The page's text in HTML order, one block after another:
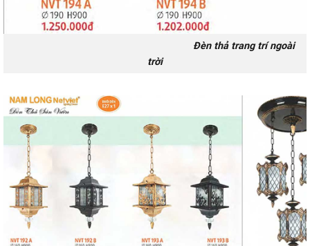
Đèn thả trang trí ngoài
trời